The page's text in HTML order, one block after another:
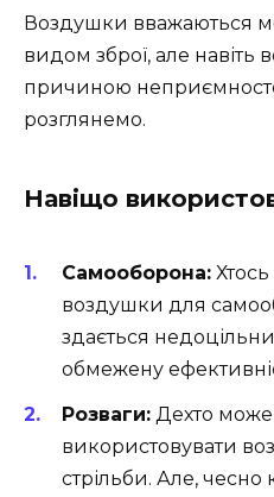
Воздушки вважаються
видом зброї, але навіть
причиною
розглянемо.
Навіщо
Самооборона:
воздушки для
здається
обмежену
Розваги: Дехто
використовувати
стрільби. Але,